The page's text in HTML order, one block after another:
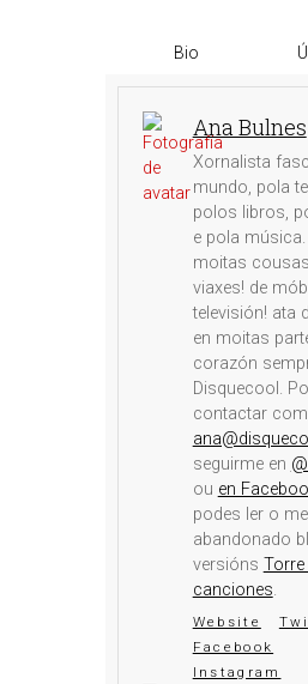
Bio
Ana Bulnes
Xornalista
mundo, pola
polos libros,
e pola
moitas
viaxes! de
televisión! ata
en moitas
corazón
Disquecool.
contactar
seguirme en
ou en
podes ler o
abandonado
versións Torre
canciones.
Website
Facebook
Instagram